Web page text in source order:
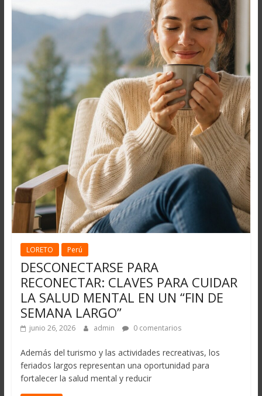
LORETO Perú
DESCONECTARSE PARA
RECONECTAR: CLAVES PARA CUIDAR
LA SALUD MENTAL EN UN “FIN DE
SEMANA LARGO”
junio 26, 2026 admin 0 comentarios
Además del turismo y las actividades recreativas, los
feriados largos representan una oportunidad para
fortalecer la salud mental y reducir